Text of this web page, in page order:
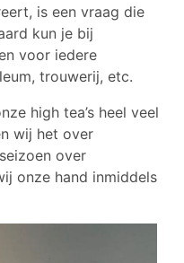
is een vraag die
kun je bij
voor iedere
trouwerij, etc.
high tea’s heel veel
wij het over
over
onze hand inmiddels